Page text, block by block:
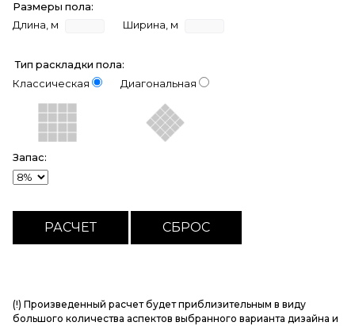
Размеры пола:
Длина, м
Ширина, м
Тип раскладки пола:
Классическая
Диагональная
Запас:
(!) Произведенный расчет будет приблизительным в виду
большого количества аспектов выбранного варианта дизайна и